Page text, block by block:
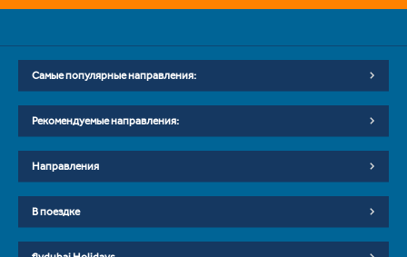
Самые популярные направления:
Рекомендуемые направления:
Направления
В поездке